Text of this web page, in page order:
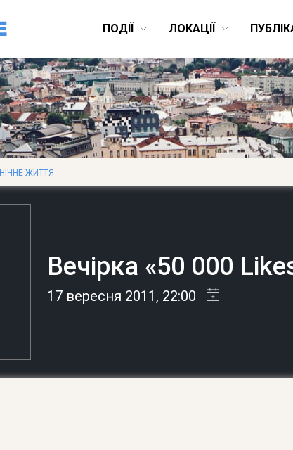
ПОДІЇ ЛОКАЦІЇ
НІЧНЕ ЖИТТЯ
Вечірка «50 000
17 вересня 2011 , 22:00